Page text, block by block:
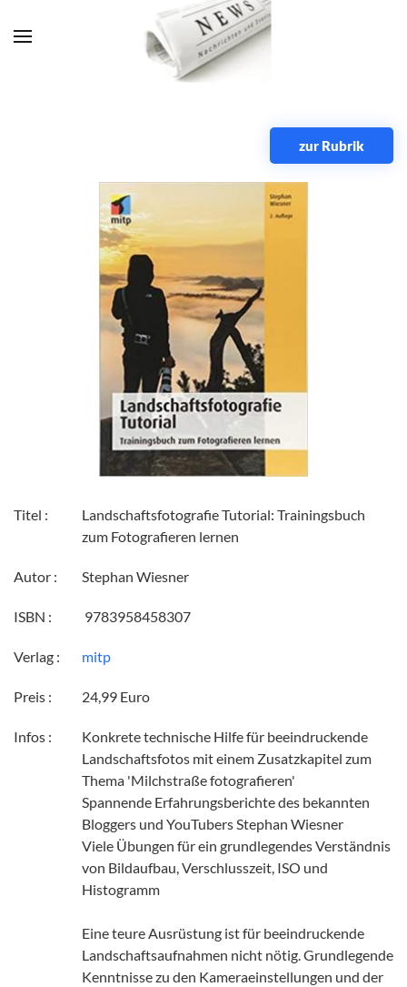
Zum Hauptinhalt springen
zur Rubrik
Titel :
Landschaftsfotografie Tutorial: Trainingsbuch
zum Fotografieren lernen
Autor : Stephan Wiesner
ISBN : ‎ 9783958458307
Verlag : mitp
Preis : 24,99 Euro
Infos :
Konkrete technische Hilfe für beeindruckende
Landschaftsfotos mit einem Zusatzkapitel zum
Thema 'Milchstraße fotografieren'
Spannende Erfahrungsberichte des bekannten
Bloggers und YouTubers Stephan Wiesner
Viele Übungen für ein grundlegendes Verständnis
von Bildaufbau, Verschlusszeit, ISO und
Histogramm
Eine teure Ausrüstung ist für beeindruckende
Landschaftsaufnahmen nicht nötig. Grundlegende
Kenntnisse zu den Kameraeinstellungen und der